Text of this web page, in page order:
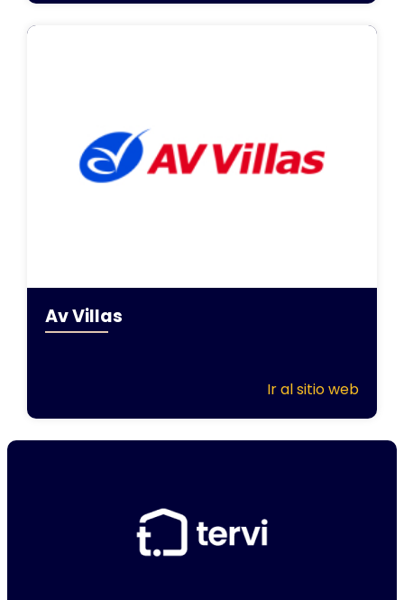
Av Villas
Ir al sitio web